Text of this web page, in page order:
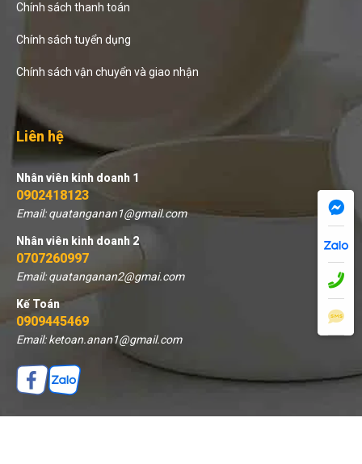
Chính sách thanh toán
Chính sách tuyển dụng
Chính sách vận chuyển và giao nhận
Liên hệ
Nhân viên kinh doanh 1
0902418123
Email: quatanganan1@gmail.com
Nhân viên kinh doanh 2
0707260997
Email: quatanganan2@gmai.com
Kế Toán
0909445469
Email: ketoan.anan1@gmail.com